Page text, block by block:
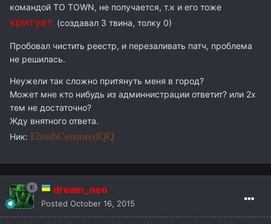
командой TO TOWN, не получается, т.к и его тоже
критует. (создавал 3 твина, толку 0)
Пробовал чистить реестр, и перезаливать патч, проблема
не решилась.
Неужели так сложно притянуть меня в город?
Может мне кто нибудь из админнистрации ответит? или 2х
тем не достаточно?
Жду внятного ответа.
Ник: EboshCensoredQQ
dream_neo
Posted October 16, 2015